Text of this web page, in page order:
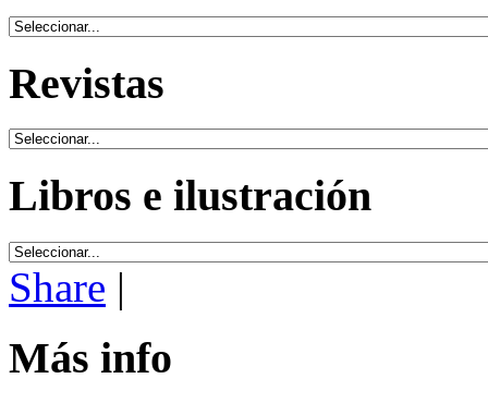
Revistas
Libros e ilustración
Share |
Más info